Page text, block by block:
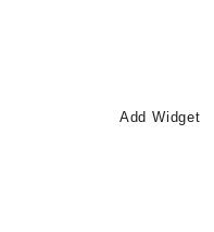
Add Widget